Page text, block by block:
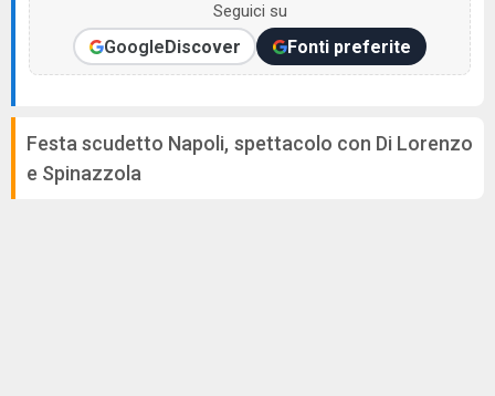
Seguici su
GoogleDiscover Fonti preferite
Festa scudetto Napoli, spettacolo con Di Lorenzo
e Spinazzola